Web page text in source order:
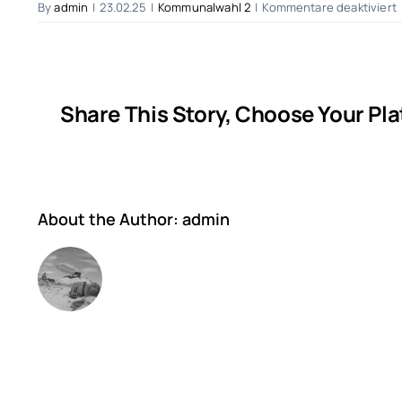
Byadmin | 23.02.25 | Kommunalwahl 2 | Kommentare deaktiviert
Share This Story, Choose Your
About the Author: admin